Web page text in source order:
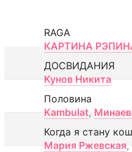
RAGA
КАРТИНА
ДОСВИДАНИЯ
Кунов Никита
Половина
Kambulat,
Когда я стану
Мария Ржевская,